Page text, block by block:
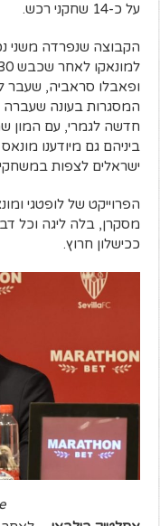
על כ-14 שחקני רכש.
הקבוצה שנפרדה משני
המסגרות בעונה
חדשה לגמרי, עם המון
ביניהם גם מיודענו
ישראלים לצפות
הפרוייקט של לופטגי
מסקרן, בלה ליגה וכל
ככישלון חרוץ.